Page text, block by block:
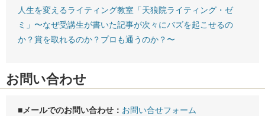
人生を変えるライティング教室「天狼院ライティング・ゼ
ミ」〜なぜ受講生が書いた記事が次々にバズを起こせるの
か？賞を取れるのか？プロも通うのか？〜
お問い合わせ
■メールでのお問い合わせ： お問い合せフォーム